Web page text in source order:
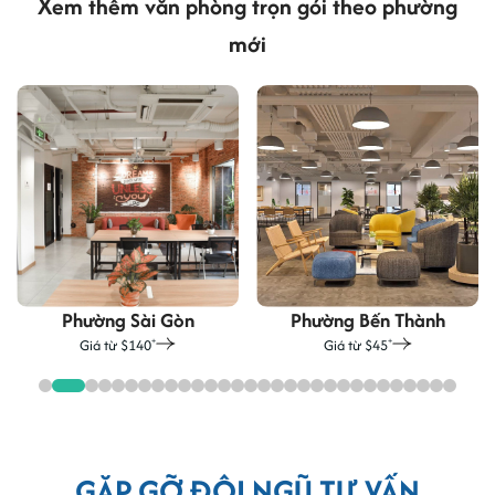
Lễ tân thay doanh nghiệp nhận thư từ, bưu phẩm, tiếp
đón khách hàng khi đến văn phòng.
mới
Phường Sài Gòn
Giá từ $140+
Phường Bến Thành
Giá từ $45+